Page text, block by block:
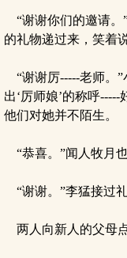
“谢谢你们的邀请。
的礼物递过来，笑着
“谢谢厉-----老师。”
出‘厉师娘’的称呼
他们对她并不陌生。
“恭喜。”闻人牧月
“谢谢。”李猛接过礼
两人向新人的父母